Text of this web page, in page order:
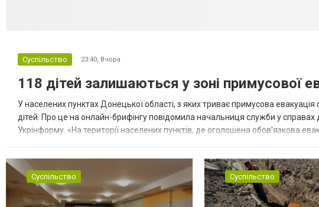
Суспільство 23:40, Вчора
118 дітей залишаються у зоні примусової
У населених пунктах Донецької області, з яких триває примусова
дітей. Про це на онлайн-брифінгу повідомила начальниця служби у
Укрінформу. «На території населених пунктів, де оголошена обов’язкова
Суспільство Суспільство